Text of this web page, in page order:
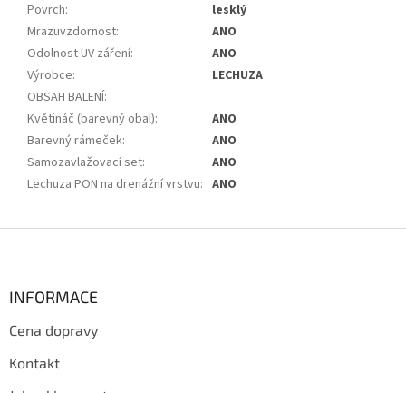
Povrch:
lesklý
Mrazuvzdornost:
ANO
Odolnost UV záření:
ANO
Výrobce:
LECHUZA
OBSAH BALENÍ:
Květináč (barevný obal):
ANO
Barevný rámeček:
ANO
Samozavlažovací set:
ANO
Lechuza PON na drenážní vrstvu: ANO
INFORMACE
Cena dopravy
Kontakt